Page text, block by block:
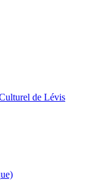
de Lévis